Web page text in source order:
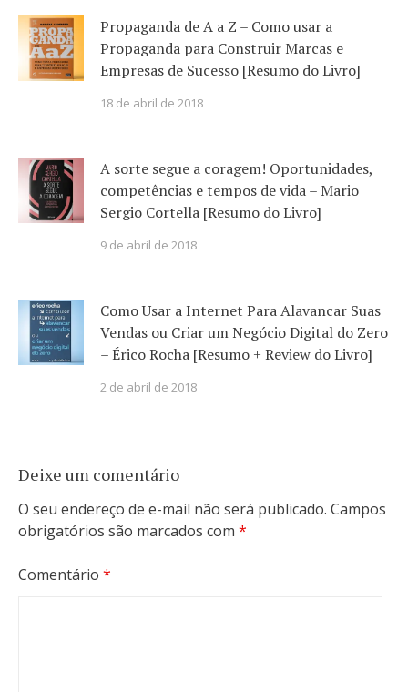
Propaganda de A a Z – Como usar a
Propaganda para Construir Marcas e
Empresas de Sucesso [Resumo do Livro]
18 de abril de 2018
A sorte segue a coragem! Oportunidades,
competências e tempos de vida – Mario
Sergio Cortella [Resumo do Livro]
9 de abril de 2018
Como Usar a Internet Para Alavancar Suas
Vendas ou Criar um Negócio Digital do Zero
– Érico Rocha [Resumo + Review do Livro]
2 de abril de 2018
Deixe um comentário
O seu endereço de e-mail não será publicado. Campos
obrigatórios são marcados com *
Comentário *